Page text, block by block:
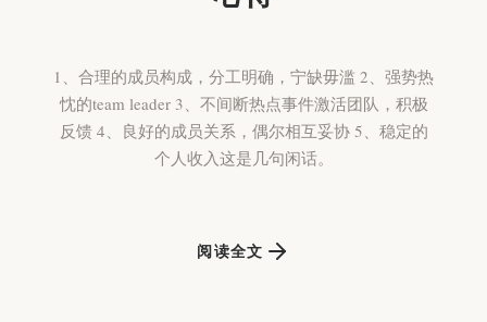
1、合理的成员构成，分工明确，宁缺毋滥 2、强势热
忱的team leader 3、不间断热点事件激活团队，积极
反馈 4、良好的成员关系，偶尔相互妥协 5、稳定的
个人收入这是几句闲话。
阅读全文